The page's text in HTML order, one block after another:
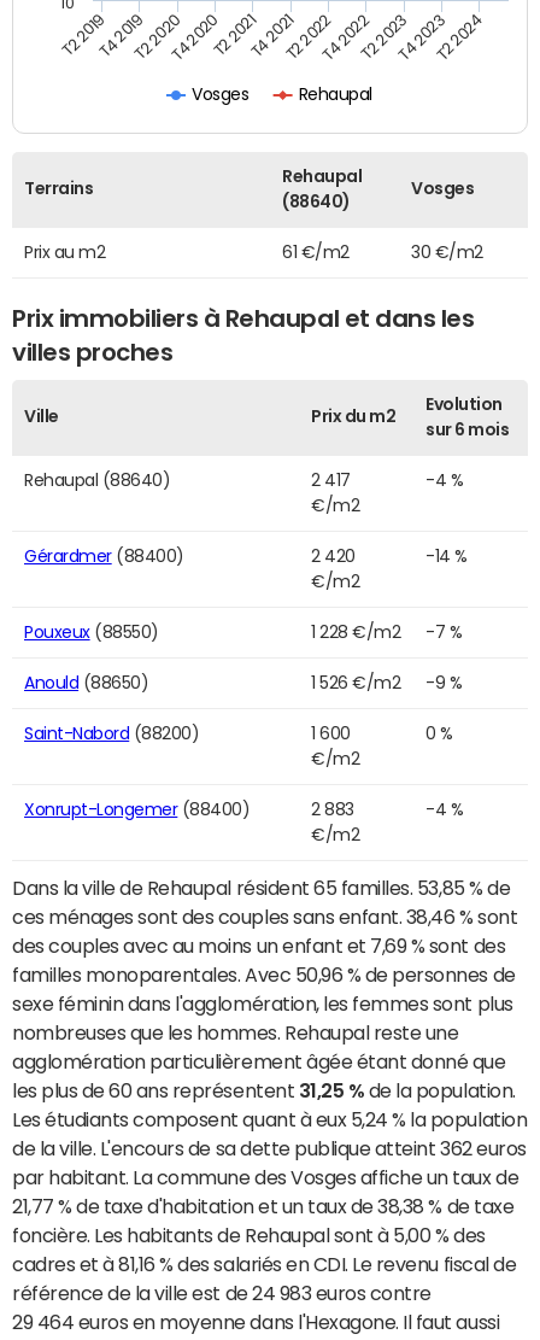
Vosges Rehaupal
T2 2019T4 2019T2 2020T4 2020T2 2021T4 2021T2 2022T4 2022T2 2023T4 2023T2 2024
Terrains
Rehaupal
(88640)
Vosges
Prix au m2 61 €/m2 30 €/m2
Prix immobiliers à Rehaupal et dans les
villes proches
Ville Prix du m2
Evolution
sur 6 mois
Rehaupal (88640)
2 417
€/m2
-4 %
Gérardmer(88400)
2 420
€/m2
-14 %
Pouxeux(88550) 1 228 €/m2 -7 %
Anould (88650) 1 526 €/m2 -9 %
Saint-Nabord (88200)
1 600
€/m2
0 %
Xonrupt-Longemer(88400)
2 883
€/m2
-4 %
Dans la ville de Rehaupal résident 65 familles. 53,85 % de
ces ménages sont des couples sans enfant. 38,46 % sont
des couples avec au moins un enfant et 7,69 % sont des
familles monoparentales. Avec 50,96 % de personnes de
sexe féminin dans l'agglomération, les femmes sont plus
nombreuses que les hommes. Rehaupal reste une
agglomération particulièrement âgée étant donné que
les plus de 60 ans représentent 31,25 % de la population.
Les étudiants composent quant à eux 5,24 % la population
de la ville. L'encours de sa dette publique atteint 362 euros
par habitant. La commune des Vosges affiche un taux de
21,77 % de taxe d'habitation et un taux de 38,38 % de taxe
foncière. Les habitants de Rehaupal sont à 5,00 % des
cadres et à 81,16 % des salariés en CDI. Le revenu fiscal de
référence de la ville est de 24 983 euros contre
29 464 euros en moyenne dans l'Hexagone. Il faut aussi